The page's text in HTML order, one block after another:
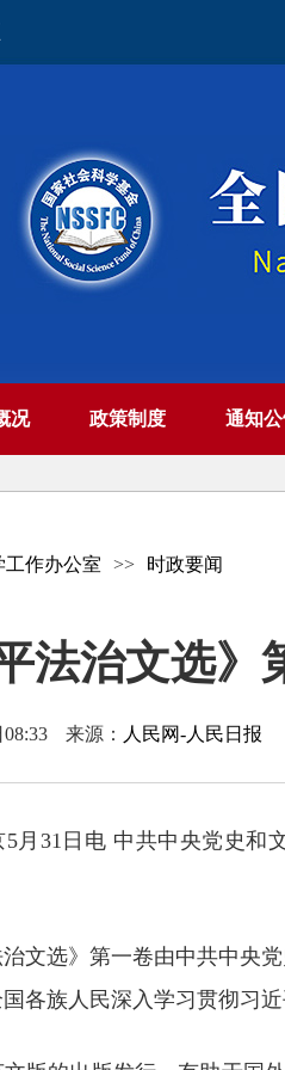
况 政策制度 通知
工作办公室 >> 时政要闻
法治文选
来源： 人民网-人民日报
5月31日电 中共中央党史和
治文选》第一卷由中共中央
各族人民深入学习贯彻习